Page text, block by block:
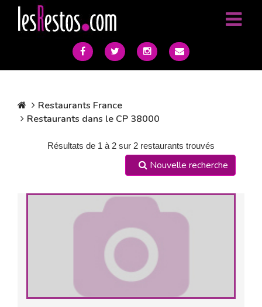
Restaurants France
Restaurants dans le CP 38000
Résultats de 1 à 2 sur 2 restaurants trouvés
Nouvelle recherche